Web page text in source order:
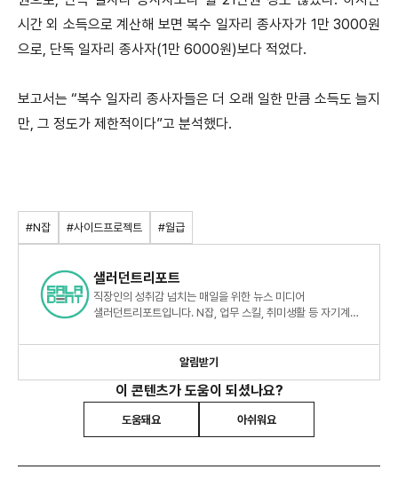
시간 외 소득으로 계산해 보면 복수 일자리 종사자가 1만 3000원
으로, 단독 일자리 종사자(1만 6000원)보다 적었다.
보고서는 “복수 일자리 종사자들은 더 오래 일한 만큼 소득도 늘지
만, 그 정도가 제한적이다”고 분석했다.
#N잡 #사이드프로젝트 #월급
샐러던트리포트
직장인의 성취감 넘치는 매일을 위한 뉴스 미디어
샐러던트리포트입니다. N잡, 업무 스킬, 취미생활 등 자기계발
알림받기
이 콘텐츠가 도움이 되셨나요?
도움돼요 아쉬워요